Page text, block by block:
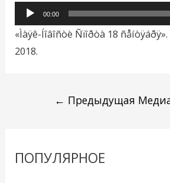
Аудиоплеер
00:00
«Ìàÿê-Íîâîñòè Ñïîðòà 18
2018.
← Предыдущая
ПОПУЛЯРНОЕ